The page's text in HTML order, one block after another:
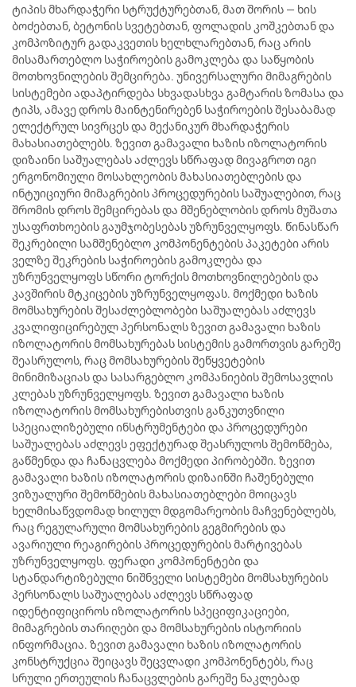
ტიპის მხარდაჭერი სტრუქტურებთან, მათ შორის — ხის
ბოძებთან, ბეტონის სვეტებთან, ფოლადის კოშკებთან და
კომპოზიტურ გადაკვეთის ხელხლარებთან, რაც არის
მისამართებლო საჭიროების გამოკლება და საწყობის
მოთხოვნილების შემცირება. უნივერსალური მიმაგრების
სისტემები ადაპტირდება სხვადასხვა გამტარის ზომასა და
ტიპს, ამავე დროს მაინტენირებენ საჭიროების შესაბამად
ელექტრულ სივრცეს და მექანიკურ მხარდაჭერის
მახასიათებლებს. ზევით გამავალი ხაზის იზოლატორის
დიზაინი საშუალებას აძლევს სწრაფად მივაგროთ იგი
ერგონომიული მოსახლეობის მახასიათებლების და
ინტუიციური მიმაგრების პროცედურების საშუალებით, რაც
შრომის დროს შემცირებას და მშენებლობის დროს მუშათა
უსაფრთხოების გაუმჯობესებას უზრუნველყოფს. წინასწარ
შეკრებილი სამშენებლო კომპონენტების პაკეტები არის
ველზე შეკრების საჭიროების გამოკლება და
უზრუნველყოფს სწორი ტორქის მოთხოვნილებების და
კავშირის მტკიცების უზრუნველყოფას. მოქმედი ხაზის
მომსახურების შესაძლებლობები საშუალებას აძლევს
კვალიფიცირებულ პერსონალს ზევით გამავალი ხაზის
იზოლატორის მომსახურებას სისტემის გამორთვის გარეშე
შეასრულოს, რაც მომსახურების შეწყვეტების
მინიმიზაციას და სასარგებლო კომპანიების შემოსავლის
კლებას უზრუნველყოფს. ზევით გამავალი ხაზის
იზოლატორის მომსახურებისთვის განკუთვნილი
სპეციალიზებული ინსტრუმენტები და პროცედურები
საშუალებას აძლევს ეფექტურად შეასრულოს შემოწმება,
გაწმენდა და ჩანაცვლება მოქმედი პირობებში. ზევით
გამავალი ხაზის იზოლატორის დიზაინში ჩაშენებული
ვიზუალური შემოწმების მახასიათებლები მოიცავს
ხელმისაწვდომად ხილულ მდგომარეობის მაჩვენებლებს,
რაც რეგულარული მომსახურების გეგმირების და
ავარიული რეაგირების პროცედურების მარტივებას
უზრუნველყოფს. ფერადი კომპონენტები და
სტანდარტიზებული ნიშნველი სისტემები მომსახურების
პერსონალს საშუალებას აძლევს სწრაფად
იდენტიფიციროს იზოლატორის სპეციფიკაციები,
მიმაგრების თარიღები და მომსახურების ისტორიის
ინფორმაცია. ზევით გამავალი ხაზის იზოლატორის
კონსტრუქცია შეიცავს შეცვლადი კომპონენტებს, რაც
სრული ერთეულის ჩანაცვლების გარეშე ნაკლებად